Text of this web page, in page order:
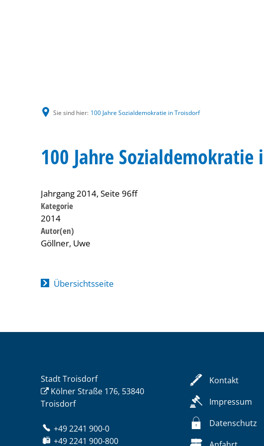
Sie sind hier: 100 Jahre Sozialdemokratie in Troisdorf
100 Jahre Sozialdemokratie
Jahrgang 2014, Seite 96ff
Kategorie
2014
Göllner, Uwe
Übersichtsseite
Stadt Troisdorf
Kölner Straße 176, 53840
Troisdorf
+49 2241 900-0
+49 2241 900-800
Kontakt
Impressum
Datenschutz